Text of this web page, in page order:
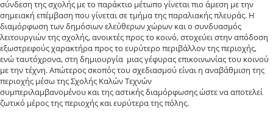
σύνδεση της σχολής με το παράκτιο μέτωπο γίνεται πιο άμεση με την
σημειακή επέμβαση που γίνεται σε τμήμα της παραλιακής πλευράς. Η
διαμόρφωση των δημόσιων ελεύθερων χώρων και ο συνδυασμός
λειτουργιών της σχολής, ανοικτές προς το κοινό, στοχεύει στην απόδοση
εξωστρεφούς χαρακτήρα προς το ευρύτερο περιβάλλον της περιοχής,
ενώ ταυτόχρονα, στη δημιουργία μιας γέφυρας επικοινωνίας του κοινού
με την τέχνη. Απώτερος σκοπός του σχεδιασμού είναι η αναβάθμιση της
περιοχής μέσω της Σχολής Καλών Τεχνών
συμπεριλαμβανομένου και της αστικής διαμόρφωσης ώστε να αποτελεί
ζωτικό μέρος της περιοχής και ευρύτερα της πόλης.